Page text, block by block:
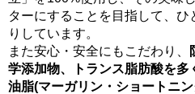
ターにすることを目指して、
りしています。
また安心・安全にもこだわり、
学添加物、トランス脂肪酸を多
油脂(マーガリン・ショートニ